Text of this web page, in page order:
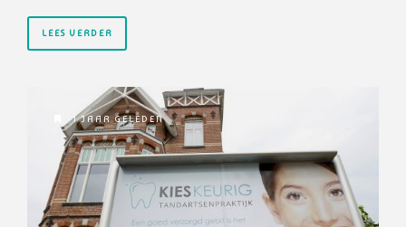
LEES VERDER
1 JAAR GELEDEN